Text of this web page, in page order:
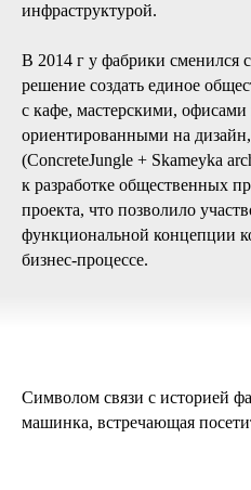
инфраструктурой.
В 2014 г у фабрики сменился
решение создать единое
с кафе, мастерскими,
ориентированными на
(ConcreteJungle + Skameyka
к разработке общественных
проекта, что позволило
функциональной концепции
бизнес-процессе.
Символом связи с историей
машинка, встречающая